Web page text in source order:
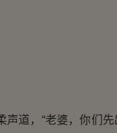
道，“老婆，你们先